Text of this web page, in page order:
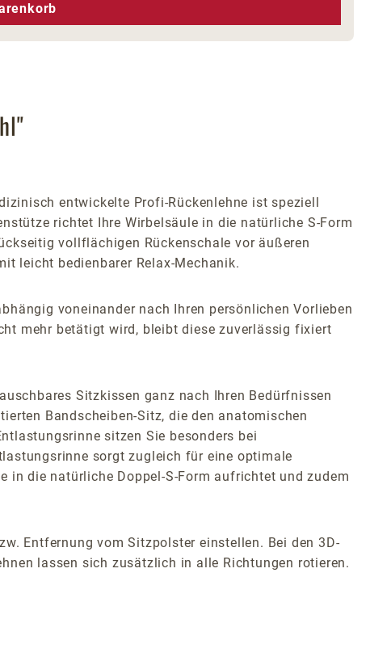
entwickelte Profi-Rückenlehne ist speziell
richtet Ihre Wirbelsäule in die natürliche S-Form
vollflächigen Rückenschale vor äußeren
leicht bedienbarer Relax-Mechanik.
voneinander nach Ihren persönlichen Vorlieben
mehr betätigt wird, bleibt diese zuverlässig fixiert
Sitzkissen ganz nach Ihren Bedürfnissen
Bandscheiben-Sitz, die den anatomischen
sitzen Sie besonders bei
sorgt zugleich für eine optimale
in die natürliche Doppel-S-Form aufrichtet und zudem
Entfernung vom Sitzpolster einstellen. Bei den 3D-
lassen sich zusätzlich in alle Richtungen rotieren.